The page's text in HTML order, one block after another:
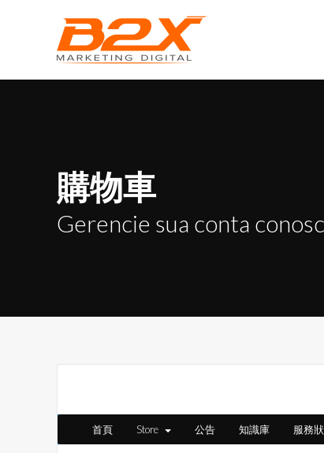
購物車
Gerencie sua conta
首頁 Store 公告 知識庫 服務